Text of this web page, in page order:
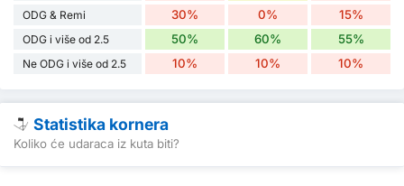
ODG & Remi 30% 0% 15%
ODG i više od 2.5 50% 60% 55%
Ne ODG i više od 2.5 10% 10% 10%
Statistika kornera
Koliko će udaraca iz kuta biti?